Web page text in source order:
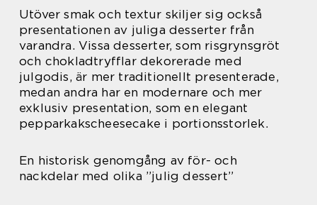
Utöver smak och textur skiljer sig också
presentationen av juliga desserter från
varandra. Vissa desserter, som risgrynsgröt
och chokladtryfflar dekorerade med
julgodis, är mer traditionellt presenterade,
medan andra har en modernare och mer
exklusiv presentation, som en elegant
pepparkakscheesecake i portionsstorlek.
En historisk genomgång av för- och
nackdelar med olika ”julig dessert”